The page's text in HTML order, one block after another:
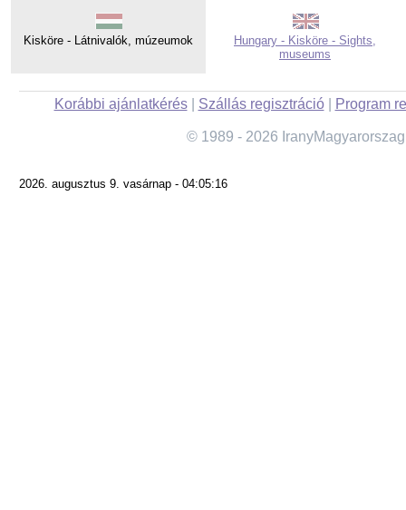
Kisköre - Látnivalók, múzeumok
Hungary - Kisköre - Sights,
museums
Korábbi ajánlatkérés| Szállás regisztráció| Program
© 1989 - 2026
2026. augusztus 9. vasárnap - 04:05:16